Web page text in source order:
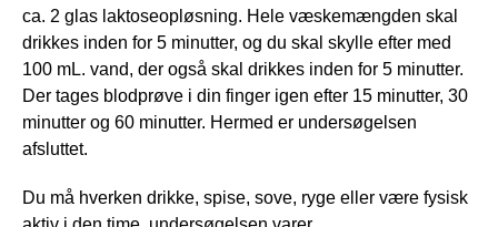
ca. 2 glas laktoseopløsning. Hele væskemængden skal
drikkes inden for 5 minutter, og du skal skylle efter med
100 mL. vand, der også skal drikkes inden for 5 minutter.
Der tages blodprøve i din finger igen efter 15 minutter, 30
minutter og 60 minutter. Hermed er undersøgelsen
afsluttet.
Du må hverken drikke, spise, sove, ryge eller være fysisk